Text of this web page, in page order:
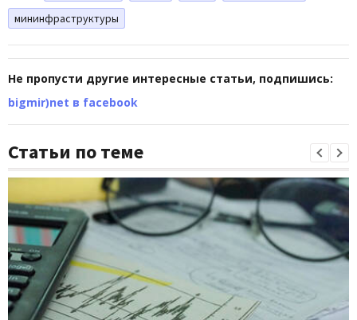
мининфраструктуры
Не пропусти другие интересные статьи, подпишись:
bigmir)net в facebook
Статьи по теме